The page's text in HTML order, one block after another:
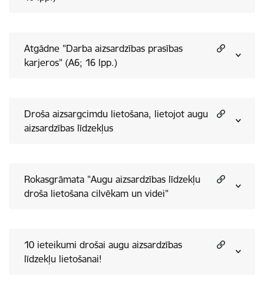
Atgādne "Darba aizsardzības prasības
karjeros" (A6; 16 lpp.)
Droša aizsargcimdu lietošana, lietojot augu
aizsardzības līdzekļus
Rokasgrāmata "Augu aizsardzības līdzekļu
droša lietošana cilvēkam un videi"
10 ieteikumi drošai augu aizsardzības
līdzekļu lietošanai!